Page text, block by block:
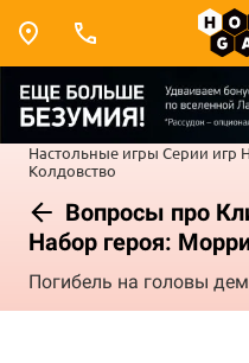
Настольные игры Серии игр
Колдовство
Вопросы про
Набор героя:
Погибель на головы